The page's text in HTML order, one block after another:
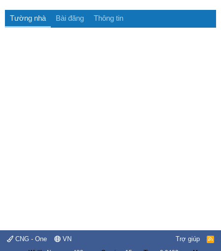
Tường nhà Bài đăng Thông tin
CNG - One VN Trợ giúp
R